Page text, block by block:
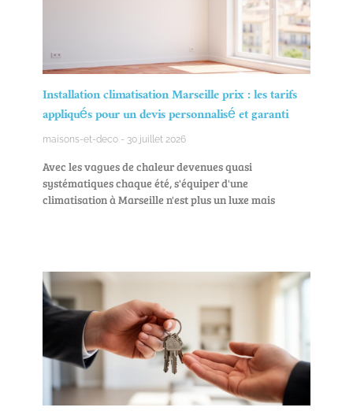
Installation climatisation Marseille prix : les tarifs
appliqués pour un devis personnalisé et garanti
maisons-et-deco 30 juillet 2026
Avec les vagues de chaleur devenues quasi
systématiques chaque été, s'équiper d'une
climatisation à Marseille n'est plus un luxe mais